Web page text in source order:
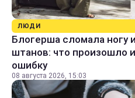
ЛЮДИ
Блогерша сломала ногу
штанов: что произошло
ошибку
08 августа 2026, 15:03